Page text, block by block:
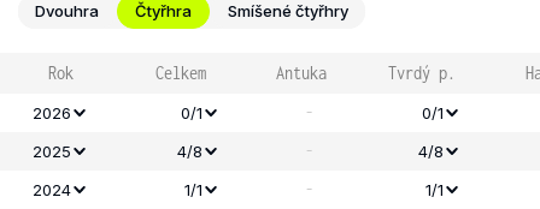
Dvouhra Čtyřhra Smíšené čtyřhry
Rok Celkem Antuka Tvrdý p.
2026 0/1 -
0/1
2025
4/8 -
4/8
2024
1/1 -
1/1